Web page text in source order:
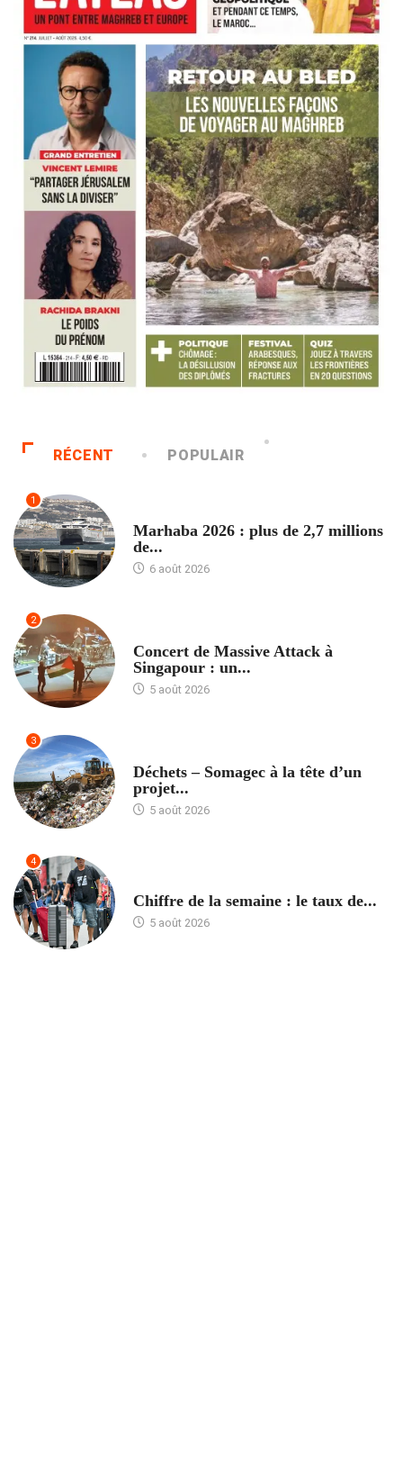
RÉCENT POPULAIR
1
Marhaba 2026 : plus de 2,7 millions
de...
6 août 2026
2
Concert de Massive Attack à
Singapour : un...
5 août 2026
3
Déchets – Somagec à la tête d’un
projet...
5 août 2026
4
Chiffre de la semaine : le taux de...
5 août 2026